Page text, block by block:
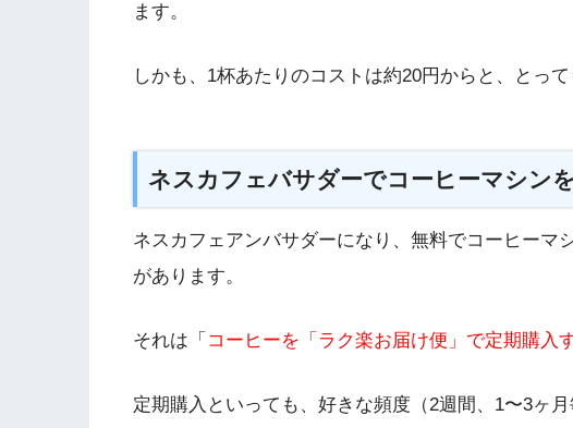
ます。
しかも、1杯あたりのコストは約20円からと、とって
ネスカフェバサダーでコーヒーマシン
ネスカフェアンバサダーになり、無料でコーヒーマ
があります。
それは「 コーヒーを「ラク楽お届け便」で定期購入
定期購入といっても、好きな頻度（2週間、1〜3ヶ